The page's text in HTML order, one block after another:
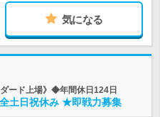
気になる
ード上場》◆年間休日124日
土日祝休み ★即戦力募集